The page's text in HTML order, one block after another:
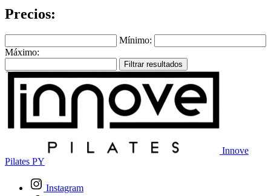
Precios:
Mínimo:
Máximo:
Filtrar resultados
Innove
Pilates PY
Instagram